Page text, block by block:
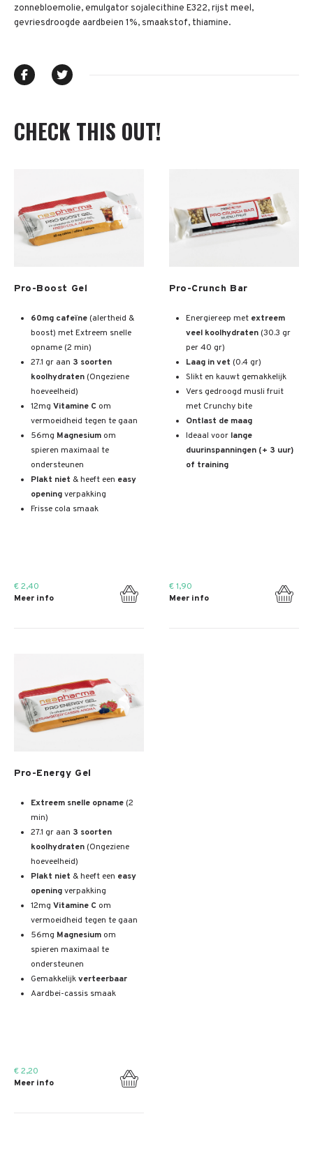
zonnebloemolie, emulgator sojalecithine E322, rijst meel,
gevriesdroogde aardbeien 1%, smaakstof, thiamine.
CHECK THIS OUT!
Pro-Boost Gel
60mg cafeïne (alertheid &
boost) met Extreem snelle
opname (2 min)
27.1 gr aan 3 soorten
koolhydraten (Ongeziene
hoeveelheid)
12mg Vitamine C om
vermoeidheid tegen te gaan
56mg Magnesium om
spieren maximaal te
ondersteunen
Plakt niet & heeft een easy
openingverpakking
Frisse cola smaak
€ 2,40
Meer info
Pro-Crunch Bar
Energiereep met extreem
veel koolhydraten (30.3 gr
per 40 gr)
Laag in vet (0.4 gr)
Slikt en kauwt gemakkelijk
Vers gedroogd musli fruit
met Crunchy bite
Ontlast de maag
Ideaal voor lange
duurinspanningen (+ 3 uur)
of training
€ 1,90
Meer info
Pro-Energy Gel
Extreem snelle opname (2
min)
27.1 gr aan 3 soorten
koolhydraten (Ongeziene
hoeveelheid)
Plakt niet & heeft een easy
openingverpakking
12mg Vitamine C om
vermoeidheid tegen te gaan
56mg Magnesium om
spieren maximaal te
ondersteunen
Gemakkelijkverteerbaar
Aardbei-cassis smaak
€ 2,20
Meer info